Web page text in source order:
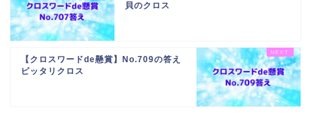
貝のクロス
【クロスワードde懸賞】No.709の答え
ピッタリクロス